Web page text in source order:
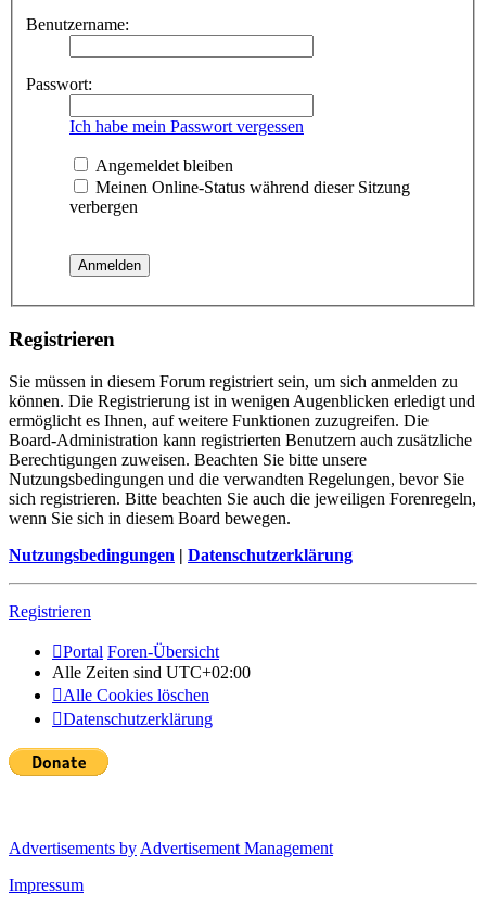
Benutzername:
Passwort:
Ich habe mein Passwort vergessen
Angemeldet bleiben
Meinen Online-Status während dieser Sitzung
verbergen
Registrieren
Sie müssen in diesem Forum registriert sein, um sich anmelden zu
können. Die Registrierung ist in wenigen Augenblicken erledigt und
ermöglicht es Ihnen, auf weitere Funktionen zuzugreifen. Die
Board-Administration kann registrierten Benutzern auch zusätzliche
Berechtigungen zuweisen. Beachten Sie bitte unsere
Nutzungsbedingungen und die verwandten Regelungen, bevor Sie
sich registrieren. Bitte beachten Sie auch die jeweiligen Forenregeln,
wenn Sie sich in diesem Board bewegen.
Nutzungsbedingungen | Datenschutzerklärung
Registrieren
Portal Foren-Übersicht
Alle Zeiten sind UTC+02:00
Alle Cookies löschen
Datenschutzerklärung
Advertisements by Advertisement Management
Impressum